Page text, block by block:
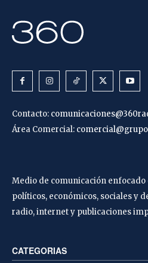
Contacto:
Área Comercial:
Medio de comunicación
políticos, económicos, sociales y
radio, internet y publicaciones
CATEGORIAS